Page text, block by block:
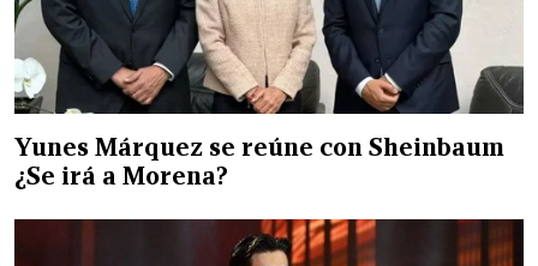
Yunes Márquez se reúne con Sheinbaum
¿Se irá a Morena?